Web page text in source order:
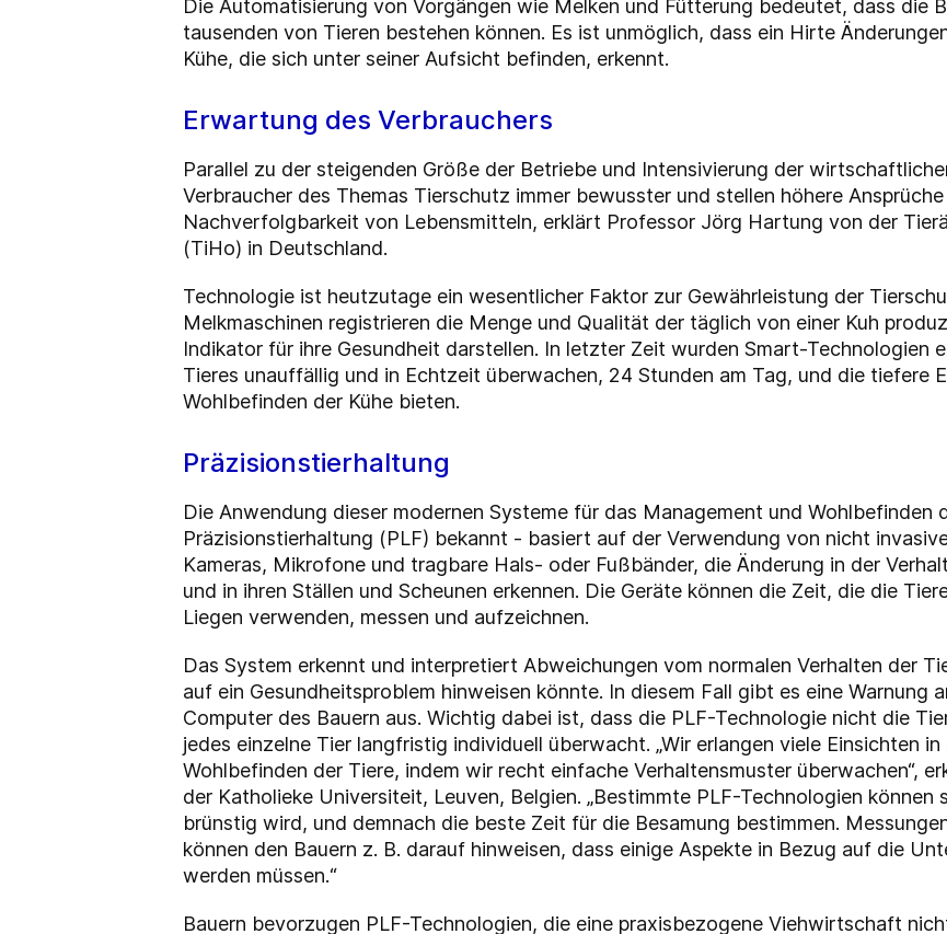
Die Automatisierung von Vorgängen wie Melken und Fütterung bedeutet, dass die
tausenden von Tieren bestehen können. Es ist unmöglich, dass ein Hirte
Kühe, die sich unter seiner Aufsicht befinden, erkennt.
Erwartung des Verbrauchers
Parallel zu der steigenden Größe der Betriebe und Intensivierung der
Verbraucher des Themas Tierschutz immer bewusster und stellen höhere
Nachverfolgbarkeit von Lebensmitteln, erklärt Professor Jörg Hartung von der
(TiHo) in Deutschland.
Technologie ist heutzutage ein wesentlicher Faktor zur Gewährleistung der
Melkmaschinen registrieren die Menge und Qualität der täglich von einer Kuh
Indikator für ihre Gesundheit darstellen. In letzter Zeit wurden Smart-Technologien
Tieres unauffällig und in Echtzeit überwachen, 24 Stunden am Tag, und die tiefere
Wohlbefinden der Kühe bieten.
Präzisionstierhaltung
Die Anwendung dieser modernen Systeme für das Management und Wohlbefinden
Präzisionstierhaltung (PLF) bekannt - basiert auf der Verwendung von nicht
Kameras, Mikrofone und tragbare Hals- oder Fußbänder, die Änderung in der
und in ihren Ställen und Scheunen erkennen. Die Geräte können die Zeit, die die
Liegen verwenden, messen und aufzeichnen.
Das System erkennt und interpretiert Abweichungen vom normalen Verhalten der
auf ein Gesundheitsproblem hinweisen könnte. In diesem Fall gibt es eine Warnung
Computer des Bauern aus. Wichtig dabei ist, dass die PLF-Technologie nicht die
jedes einzelne Tier langfristig individuell überwacht. „Wir erlangen viele Einsichten
Wohlbefinden der Tiere, indem wir recht einfache Verhaltensmuster überwachen“,
der Katholieke Universiteit, Leuven, Belgien. „Bestimmte PLF-Technologien können
brünstig wird, und demnach die beste Zeit für die Besamung bestimmen.
können den Bauern z. B. darauf hinweisen, dass einige Aspekte in Bezug auf die
werden müssen.“
Bauern bevorzugen PLF-Technologien, die eine praxisbezogene Viehwirtschaft